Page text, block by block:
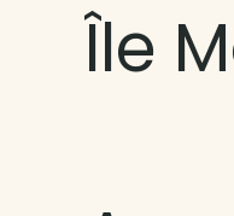
Île